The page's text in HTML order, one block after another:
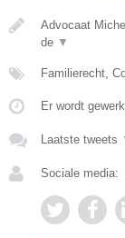
Advocaat
de ▼
Familierecht,
Er wordt
Laatste tweets
Sociale media: